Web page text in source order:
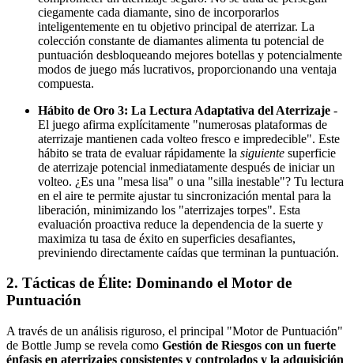
ciegamente cada diamante, sino de incorporarlos
inteligentemente en tu objetivo principal de aterrizar. La
colección constante de diamantes alimenta tu potencial de
puntuación desbloqueando mejores botellas y potencialmente
modos de juego más lucrativos, proporcionando una ventaja
compuesta.
Hábito de Oro 3: La Lectura Adaptativa del Aterrizaje -
El juego afirma explícitamente "numerosas plataformas de
aterrizaje mantienen cada volteo fresco e impredecible". Este
hábito se trata de evaluar rápidamente la siguiente superficie
de aterrizaje potencial inmediatamente después de iniciar un
volteo. ¿Es una "mesa lisa" o una "silla inestable"? Tu lectura
en el aire te permite ajustar tu sincronización mental para la
liberación, minimizando los "aterrizajes torpes". Esta
evaluación proactiva reduce la dependencia de la suerte y
maximiza tu tasa de éxito en superficies desafiantes,
previniendo directamente caídas que terminan la puntuación.
2. Tácticas de Élite: Dominando el Motor de
Puntuación
A través de un análisis riguroso, el principal "Motor de Puntuación"
de Bottle Jump se revela como Gestión de Riesgos con un fuerte
énfasis en aterrizajes consistentes y controlados y la adquisición